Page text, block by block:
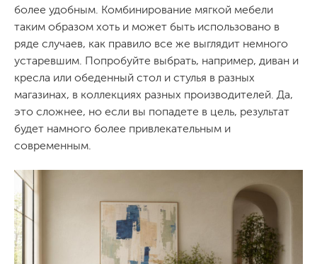
более удобным. Комбинирование мягкой мебели
таким образом хоть и может быть использовано в
ряде случаев, как правило все же выглядит немного
устаревшим. Попробуйте выбрать, например, диван и
кресла или обеденный стол и стулья в разных
магазинах, в коллекциях разных производителей. Да,
это сложнее, но если вы попадете в цель, результат
будет намного более привлекательным и
современным.